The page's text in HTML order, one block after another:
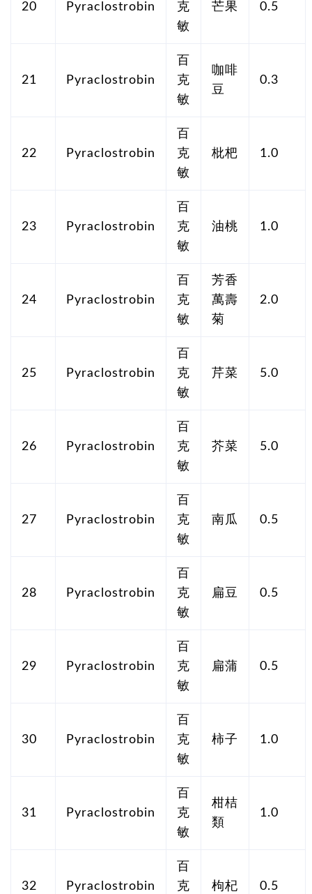
20 Pyraclostrobin
克
敏
芒果 0.5
21 Pyraclostrobin
百
克
敏
咖啡
豆
0.3
22 Pyraclostrobin
百
克
敏
枇杷 1.0
23 Pyraclostrobin
百
克
敏
油桃 1.0
24 Pyraclostrobin
百
克
敏
芳香
萬壽
菊
2.0
25 Pyraclostrobin
百
克
敏
芹菜 5.0
26 Pyraclostrobin
百
克
敏
芥菜 5.0
27 Pyraclostrobin
百
克
敏
南瓜 0.5
28 Pyraclostrobin
百
克
敏
扁豆 0.5
29 Pyraclostrobin
百
克
敏
扁蒲 0.5
30 Pyraclostrobin
百
克
敏
柿子 1.0
31 Pyraclostrobin
百
克
敏
柑桔
類
1.0
32 Pyraclostrobin
百
克
枸杞 0.5